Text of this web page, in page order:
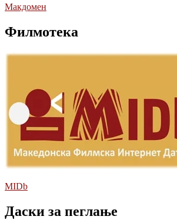
Макдомен
Филмотека
MIDb
Даски за пеглање